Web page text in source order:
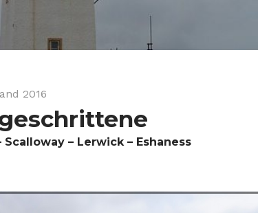
2016
– Lerwick – Eshaness